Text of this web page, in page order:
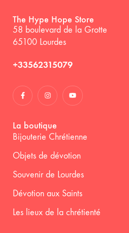
The Hype Hope Store
58 boulevard de la Grotte
65100 Lourdes
+33562315079
La boutique
Bijouterie Chrétienne
Objets de dévotion
Souvenir de Lourdes
Dévotion aux Saints
Les lieux de la chrétienté